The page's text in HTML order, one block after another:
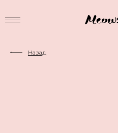
Назад